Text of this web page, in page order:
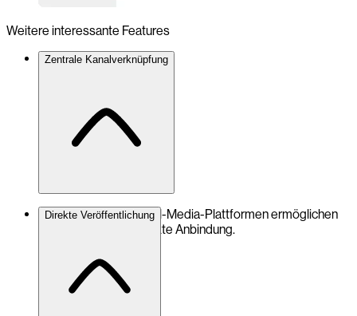
Weitere interessante Features
Zentrale Kanalverknüpfung
Schnittstellen zu Social-Media-Plattformen ermöglichen
eine einfache und direkte Anbindung.
Direkte Veröffentlichung